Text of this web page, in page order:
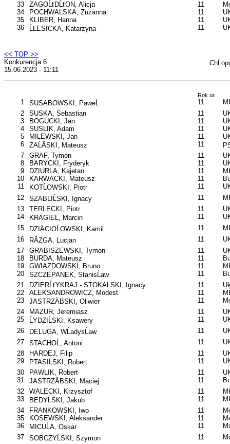
33
ZAGOĹťDĹťON, Alicja 11
34
POCHWALSKA, Zuzanna 11
35
KLIBER, Hanna 11
36
ĹLESICKA, Katarzyna 11
<< TOP >>
Konkurencja 6
15.06.2023 - 11:11
Rok ur.
1 SUSABOWSKI, PaweĹ 11
2
SUSKA, Sebastian 11
3
BOGUCKI, Jan 11
4
SUSLIK, Adam 11
5
MILEWSKI, Jan 11
6
ZAĹÄSKI, Mateusz 11
7
GRAF, Tymon 11
8
BARYCKI, Fryderyk 11
9
DZIURLA, Kajetan 11
10
KARWACKI, Mateusz 11
11
KOTĹOWSKI, Piotr 11
12
SZABLIĹSKI, Ignacy 11
13
TERLECKI, Piotr 11
14
KRÄGIEL, Marcin 11
15
DZIÄCIOĹOWSKI, Kamil 11
16
RĂZGA, Lucjan 11
17
GRABISZEWSKI, Tymon 11
18
BURDA, Mateusz 11
19
GWIAZDOWSKI, Bruno 11
20
SZCZEPANEK, StanisĹaw 11
21
DZIERĹťYKRAJ - STOKALSKI, Ignacy 11
22
ALEKSANDROWICZ, Modest 11
23
JASTRZÄBSKI, Oliwier 11
24
MAZUR, Jeremiasz 11
25
ĹYDZIĹSKI, Ksawery 11
26
DELUGA, WĹadysĹaw 11
27
STACHOĹ, Antoni 11
28
HARDEJ, Filip 11
29
PTASIĹSKI, Robert 11
30
PAWLIK, Robert 11
31
JASTRZÄBSKI, Maciej 11
32
WALECKI, Krzysztof 11
33
BEDYĹSKI, Jakub 11
34
FRANKOWSKI, Iwo 11
35
KOSEWSKI, Aleksander 11
36
MICUĹA, Oskar 11
37
SOBCZYĹSKI, Szymon 11